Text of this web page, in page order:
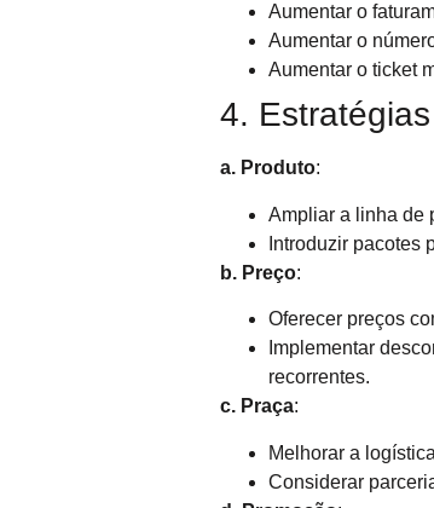
Aumentar o
Aumentar o
Aumentar o ticket
4.
a. Produto:
Ampliar a linha de
Introduzir pacotes
b. Preço:
Oferecer preços
Implementar
recorrentes.
c. Praça:
Melhorar a
Considerar